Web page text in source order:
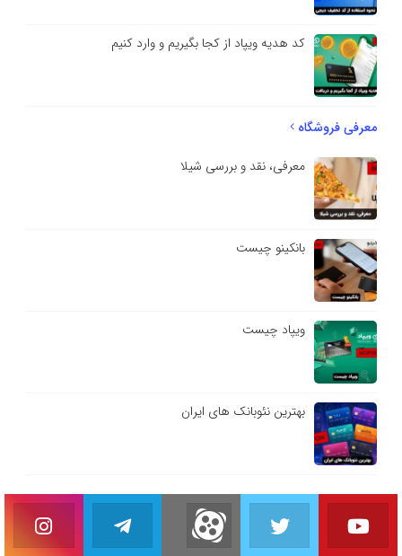
کد هدیه ویپاد از کجا بگیریم و وارد کنیم
معرفی فروشگاه
معرفی، نقد و بررسی شیلا
بانکینو چیست
ویپاد چیست
بهترین نئوبانک های ایران